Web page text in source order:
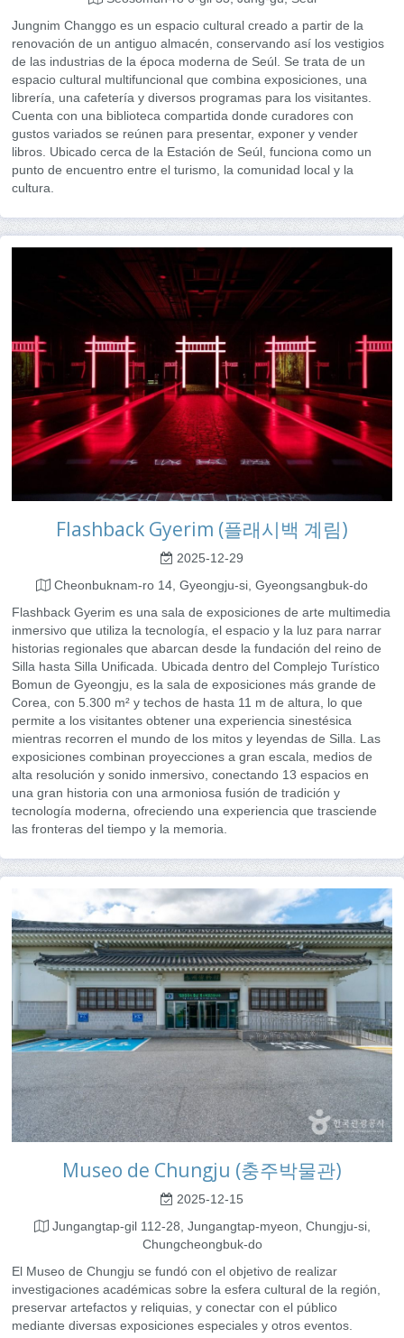
Jungnim Changgo es un espacio cultural creado a partir de la
renovación de un antiguo almacén, conservando así los vestigios
de las industrias de la época moderna de Seúl. Se trata de un
espacio cultural multifuncional que combina exposiciones, una
librería, una cafetería y diversos programas para los visitantes.
Cuenta con una biblioteca compartida donde curadores con
gustos variados se reúnen para presentar, exponer y vender
libros. Ubicado cerca de la Estación de Seúl, funciona como un
punto de encuentro entre el turismo, la comunidad local y la
cultura.
Flashback Gyerim (플래시백 계림)
2025-12-29
Cheonbuknam-ro 14, Gyeongju-si, Gyeongsangbuk-do
Flashback Gyerim es una sala de exposiciones de arte multimedia
inmersivo que utiliza la tecnología, el espacio y la luz para narrar
historias regionales que abarcan desde la fundación del reino de
Silla hasta Silla Unificada. Ubicada dentro del Complejo Turístico
Bomun de Gyeongju, es la sala de exposiciones más grande de
Corea, con 5.300 m² y techos de hasta 11 m de altura, lo que
permite a los visitantes obtener una experiencia sinestésica
mientras recorren el mundo de los mitos y leyendas de Silla. Las
exposiciones combinan proyecciones a gran escala, medios de
alta resolución y sonido inmersivo, conectando 13 espacios en
una gran historia con una armoniosa fusión de tradición y
tecnología moderna, ofreciendo una experiencia que trasciende
las fronteras del tiempo y la memoria.
Museo de Chungju (충주박물관)
2025-12-15
Jungangtap-gil 112-28, Jungangtap-myeon, Chungju-si,
Chungcheongbuk-do
El Museo de Chungju se fundó con el objetivo de realizar
investigaciones académicas sobre la esfera cultural de la región,
preservar artefactos y reliquias, y conectar con el público
mediante diversas exposiciones especiales y otros eventos.